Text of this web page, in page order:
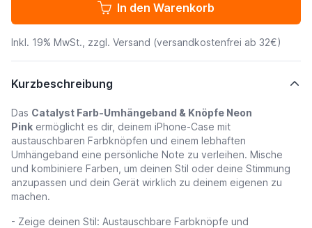
In den Warenkorb
Inkl. 19% MwSt., zzgl. Versand (versandkostenfrei ab 32€)
Kurzbeschreibung
Das Catalyst Farb-Umhängeband & Knöpfe Neon
Pink ermöglicht es dir, deinem iPhone-Case mit
austauschbaren Farbknöpfen und einem lebhaften
Umhängeband eine persönliche Note zu verleihen. Mische
und kombiniere Farben, um deinen Stil oder deine Stimmung
anzupassen und dein Gerät wirklich zu deinem eigenen zu
machen.
- Zeige deinen Stil: Austauschbare Farbknöpfe und